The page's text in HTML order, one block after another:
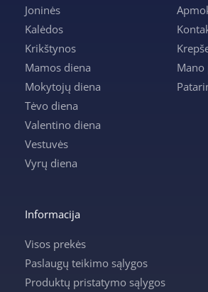
Joninės
Kalėdos
Krikštynos
Mamos diena
Mokytojų diena
Tėvo diena
Valentino diena
Vestuvės
Vyrų diena
Mano
Informacija
Visos prekės
Paslaugų teikimo sąlygos
Produktų pristatymo sąlygos